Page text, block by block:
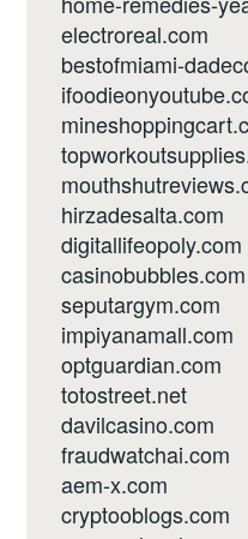
electroreal.com
bestofmiami-
hirzadesalta.com
digitallifeopoly.com
casinobubbles.com
seputargym.com
impiyanamall.com
optguardian.com
totostreet.net
davilcasino.com
fraudwatchai.com
aem-x.com
cryptooblogs.com